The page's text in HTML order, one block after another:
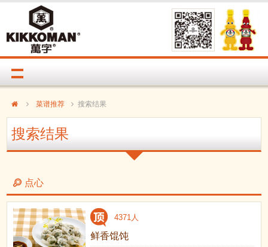
菜谱推荐 搜索结果
搜索结果
点心
4371人
鲜香馄饨